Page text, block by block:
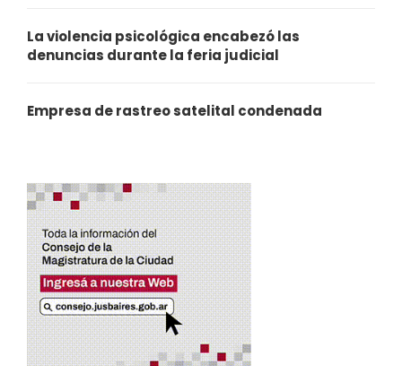
La violencia psicológica encabezó las
denuncias durante la feria judicial
Empresa de rastreo satelital condenada